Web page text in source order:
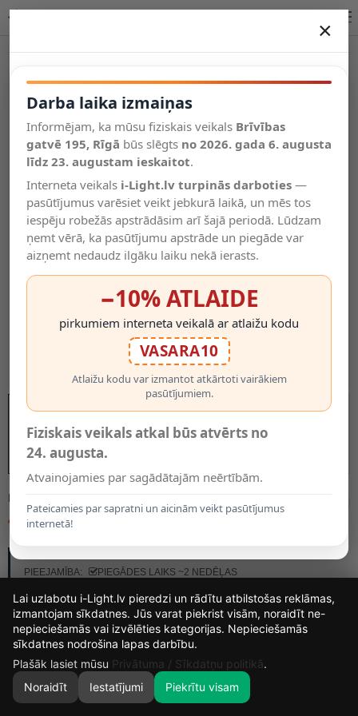
Salīdzināt
Vēlmju
saraksts
Valodas
0
MODELIS:
445.50€
PIEEJAMĪBA:
PIEGĀDES LAIKS ~2 NEDĒĻAS
×
Darba laika izmaiņas
Informējam, ka mūsu fiziskais veikals Brīvības
gatvē 195, Rīgā būs slēgts no 2026. gada 6. augusta
līdz 23. augustam ieskaitot.
Interneta veikals i-Light.lv turpinās darboties —
pasūtījumus varēsiet veikt jebkurā laikā, un mēs tos
iespēju robežās apstrādāsim arī šajā periodā. Lūdzam
ņemt vērā, ka pasūtījumu apstrāde un piegāde var
aizņemt nedaudz ilgāku laiku nekā ierasts.
−10% ATLAIDE
pirkumiem interneta veikalā ar atlaižu kodu
VASARA10
Atlaižu kodu var izmantot atkārtoti vairākiem
pasūtījumiem.
Fiziskais veikals atkal būs atvērts no
24. augusta.
Atvainojamies par sagādātajām neērtībām.
Pateicamies par sapratni un aicinām veikt pasūtījumus
internetā!
16
DIENAS
6
STUNDAS
11
MIN.
38
Lai uzlabotu i-Light.lv pieredzi un rādītu atbilstošas reklāmas,
izmantojam sīkdatnes. Jūs varat piekrist visām, noraidīt ne-
nepieciešamās vai izvēlēties kategorijas. Nepieciešamās
sīkdatnes nodrošina lapas darbību.
Plašāk lasiet mūsu Privātuma / Sīkdatņu politikā.
Noraidīt
Iestatījumi Piekrītu visam